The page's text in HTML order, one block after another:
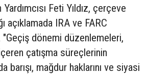
Feti Yıldız, çerçeve
açıklamada IRA ve FARC
dönemi düzenlemeleri,
çatışma süreçlerinin
barışı, mağdur haklarını ve siyasi